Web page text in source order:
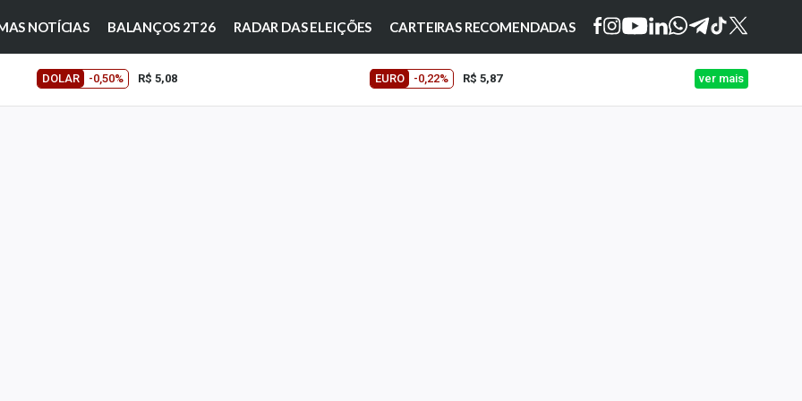
NOTÍCIAS BALANÇOS 2T26 RADAR DAS ELEIÇÕES CARTEIRAS RECOMENDADAS
DOLAR -0,50% R$ 5,08 EURO -0,22% R$ 5,87 ver mais